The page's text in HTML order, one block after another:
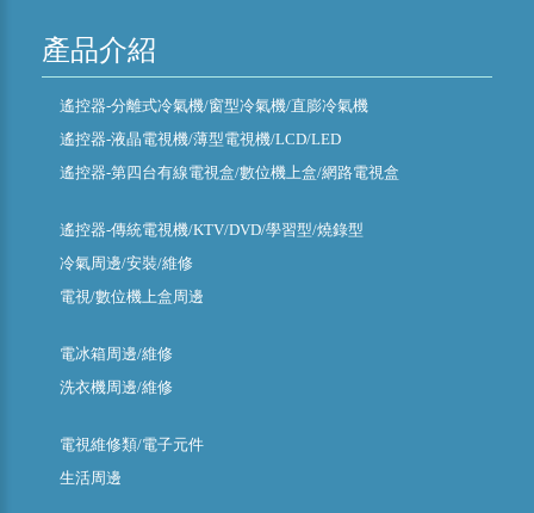
產品介紹
遙控器-分離式冷氣機/窗型冷氣機/直膨冷氣機
遙控器-液晶電視機/薄型電視機/LCD/LED
遙控器-第四台有線電視盒/數位機上盒/網路電視盒
遙控器-傳統電視機/KTV/DVD/學習型/燒錄型
冷氣周邊/安裝/維修
電視/數位機上盒周邊
電冰箱周邊/維修
洗衣機周邊/維修
電視維修類/電子元件
生活周邊